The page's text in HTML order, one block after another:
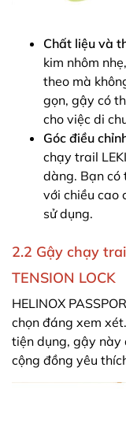
Chất liệu và
kim nhôm
theo mà
gọn, gậy có
cho việc di
Góc điều
chạy trail
dàng. Bạn có
với chiều cao
sử dụng.
2.2 Gậy chạy
TENSION LOCK
HELINOX
chọn đáng xem
tiện dụng, gậy này
cộng đồng yêu